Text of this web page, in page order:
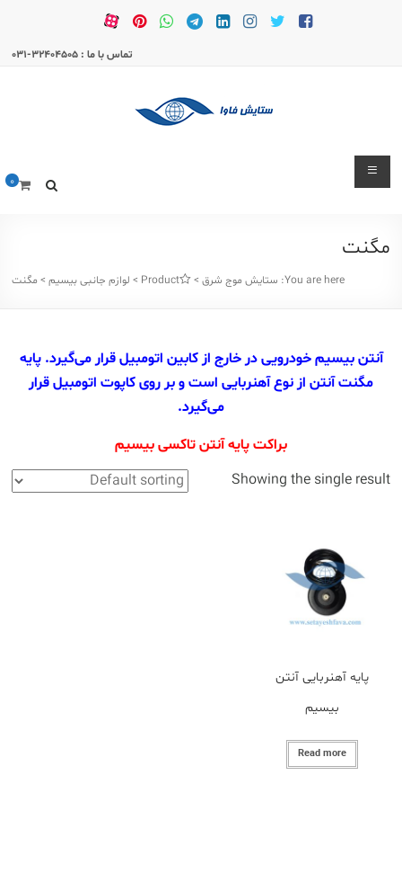
تماس با ما : 32404505-031
ستایش
موج
بیسیم
لوازم
0
مگنت
You are here: ستایش موج شرق>
Products
> لوازم جانبی بیسیم> مگنت
آنتن بیسیم خودرویی در خارج از کابین اتومبیل قرار می‌گیرد. پایه
مگنت آنتن از نوع آهنربایی است و بر روی کاپوت اتومبیل قرار
می‌گیرد.
براکت پایه آنتن تاکسی بیسیم
Showing the single result
پایه آهنربایی آنتن
بیسیم
Read more